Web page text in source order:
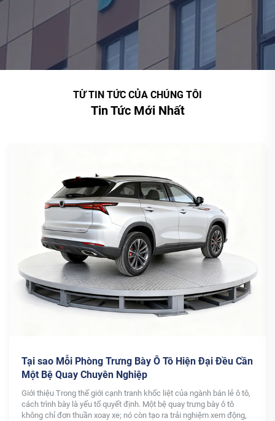
TỪ TIN TỨC CỦA CHÚNG TÔI
Tin Tức Mới Nhất
Hiện Đại Đều Cần
của ngành bán lẻ ô tô,
trưng bày ô tô
trải nghiệm xem động,
Hai Máy Nâng WEMET Đã Được
Doanh Nghiệp Hàng Đầu Về
Giúp Công Ty Vươn Tầm Cao
Công Đáng Kinh Ngạc.
Gần đây, hai thang máy chở hàng thanh
Wemet đã được giao thành công tới
doanh nghiệp thực phẩm hàng đầu tại